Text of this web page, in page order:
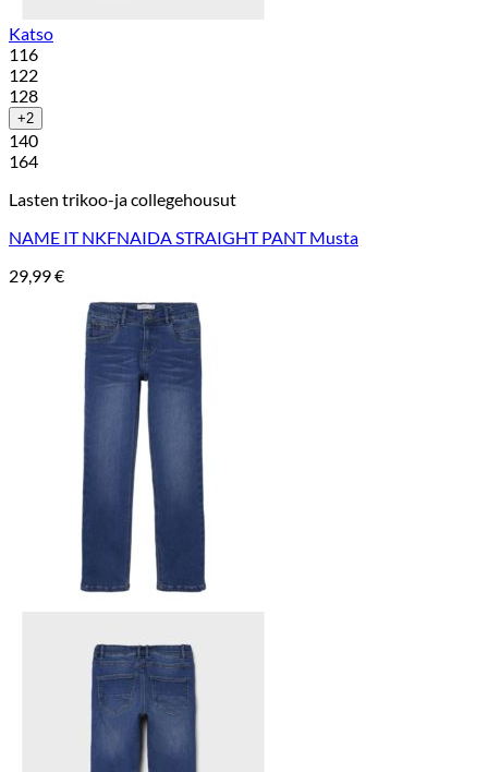
Katso
116
122
128
+2
140
164
Lasten trikoo-ja collegehousut
NAME IT NKFNAIDA STRAIGHT PANT Musta
29,99€